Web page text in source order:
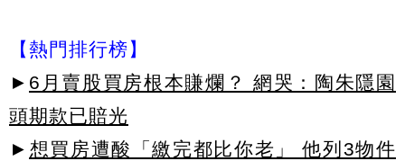
【熱門排行榜】
► 6月賣股買房根本賺爛？ 網哭：陶朱隱園
頭期款已賠光
► 想買房遭酸「繳完都比你老」 他列3物件